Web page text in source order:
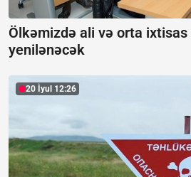
Ölkəmizdə ali və orta ixtisas
yenilənəcək
20 İyul 12:26